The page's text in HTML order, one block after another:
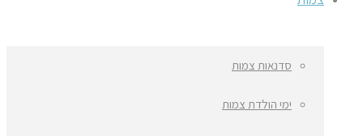
סדנאות צמות
ימי הולדת צמות